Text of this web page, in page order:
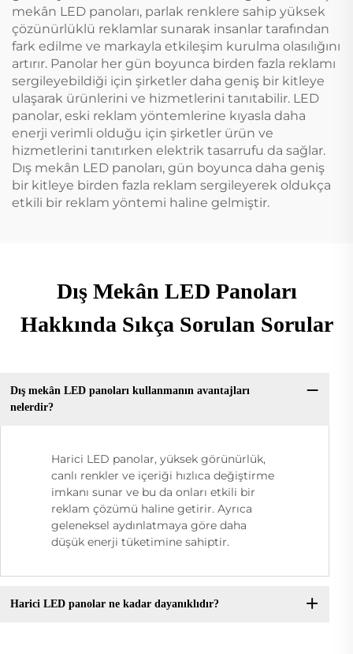
mekân LED panoları, parlak renklere sahip yüksek
çözünürlüklü reklamlar sunarak insanlar tarafından
fark edilme ve markayla etkileşim kurulma olasılığını
artırır. Panolar her gün boyunca birden fazla reklamı
sergileyebildiği için şirketler daha geniş bir kitleye
ulaşarak ürünlerini ve hizmetlerini tanıtabilir. LED
panolar, eski reklam yöntemlerine kıyasla daha
enerji verimli olduğu için şirketler ürün ve
hizmetlerini tanıtırken elektrik tasarrufu da sağlar.
Dış mekân LED panoları, gün boyunca daha geniş
bir kitleye birden fazla reklam sergileyerek oldukça
etkili bir reklam yöntemi haline gelmiştir.
Dış Mekân LED Panoları
Hakkında Sıkça Sorulan Sorular
Dış mekân LED panoları kullanmanın avantajları
nelerdir?
Harici LED panolar, yüksek görünürlük,
canlı renkler ve içeriği hızlıca değiştirme
imkanı sunar ve bu da onları etkili bir
reklam çözümü haline getirir. Ayrıca
geleneksel aydınlatmaya göre daha
düşük enerji tüketimine sahiptir.
Harici LED panolar ne kadar dayanıklıdır?